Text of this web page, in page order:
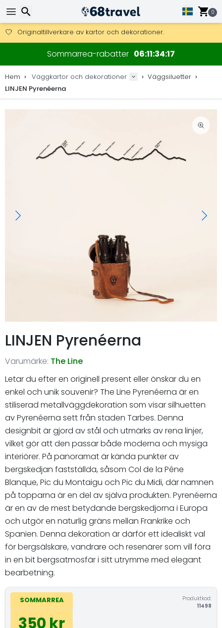
0
DHL Express över natten är också tillgängligt.
30 dagar för retur, 90 dagar för träkartor och dekorationer.
Originaltillverkare av kartor och dekorationer.
Sommarrea-rabatter 06 11 34 17
Hem Väggkartor och dekorationer
Väggsiluetter
LINJEN Pyrenéerna
LINJEN Pyrenéerna
Varumärke: The Line
Letar du efter en originell present eller önskar du en
enkel och unik souvenir? The Line Pyrenéerna är en
stiliserad metallväggdekoration som visar silhuetten
av Pyrenéerna sett från staden Tarbes. Denna
designbit är gjord av stål och utmärks av rena linjer,
vilket gör att den passar både moderna och mysiga
interiörer. På panoramat är kända punkter av
bergskedjan fastställda, såsom Col de la Pêne
Blanque, Pic du Montaigu och Pic du Midi, där namnen
på topparna är en del av själva produkten. Pyrenéerna
är en av de mest betydande bergskedjorna i Europa
och utgör en naturlig gräns mellan Frankrike och
Spanien. Denna dekoration är därför ett idealiskt val
för bergsälskare, vandrare och resenärer som vill föra
in en bit bergsatmosfär i sitt utrymme med elegant
bearbetning.
SOMMARREA
350 kr
Produktkod:
11498
Sök